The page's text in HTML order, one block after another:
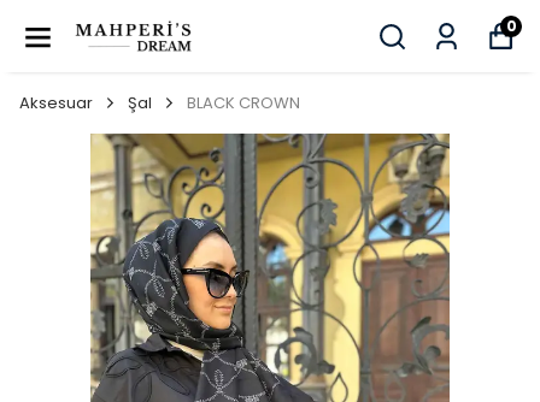
0
Aksesuar Şal BLACK CROWN